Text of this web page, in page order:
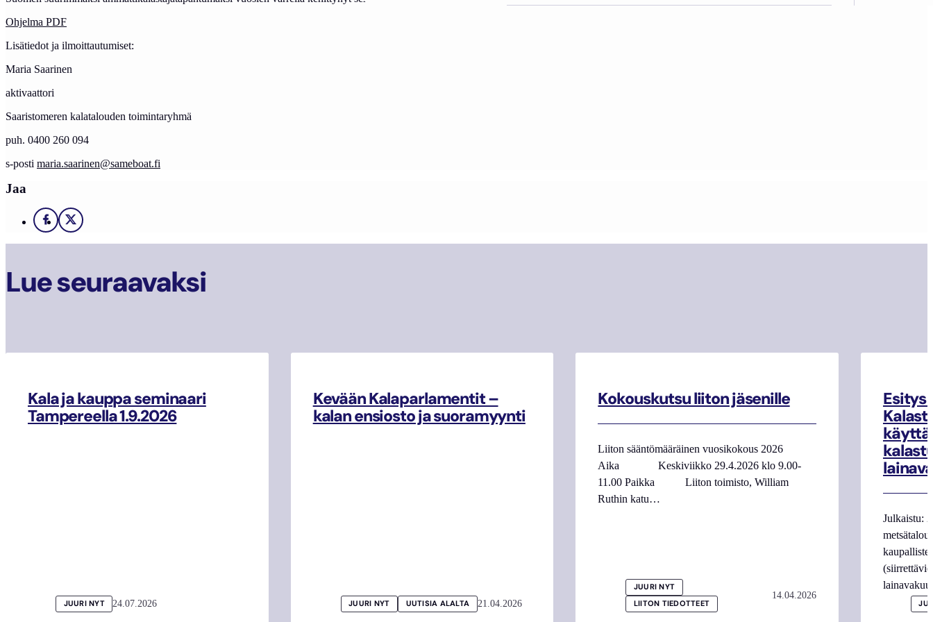
Ohjelma PDF
Lisätiedot ja ilmoittautumiset:
Maria Saarinen
aktivaattori
Saaristomeren kalatalouden toimintaryhmä
puh. 0400 260 094
s-posti maria.saarinen@sameboat.fi
Jaa
Facebook
X
Lue seuraavaksi
Kala ja kauppa seminaari
Tampereella 1.9.2026
JUURI NYT 24.07.2026
Kevään Kalaparlamentit –
kalan ensiosto ja suoramyynti
JUURI NYT UUTISIA ALALTA 21.04.2026
Kokouskutsu liiton jäsenille
Liiton sääntömääräinen vuosikokous 2026
Aika Keskiviikko 29.4.2026 klo 9.00-
11.00 Paikka Liiton toimisto, William
Ruthin katu…
JUURI NYT
LIITON TIEDOTTEET
14.04.2026
Esitys
Julkaistu: